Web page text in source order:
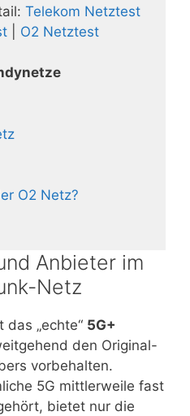
Telekom Netztest
O2 Netztest
O2 Netz?
Anbieter im
Netz
„echte“ 5G+
den Original-
vorbehalten.
5G mittlerweile fast
bietet nur die